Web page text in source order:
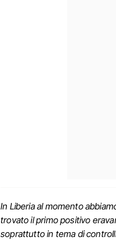
In Liberia al momento
trovato il primo positivo
soprattutto in tema di